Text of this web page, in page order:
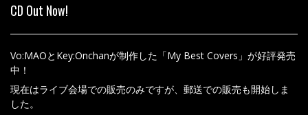
CD Out Now!
Vo:MAOとKey:Onchanが制作した「My Best Covers」が好評発売
中！
現在はライブ会場での販売のみですが、郵送での販売も開始しま
した。